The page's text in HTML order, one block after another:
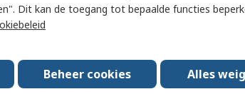
50Ω
Dit kan de toegang tot bepaalde functies
Beheer cookies Alles